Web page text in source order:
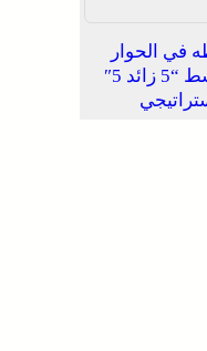
في الحوار
المتوسطي يؤكد أن حوار غرب المتوسط “5 زائد 5″